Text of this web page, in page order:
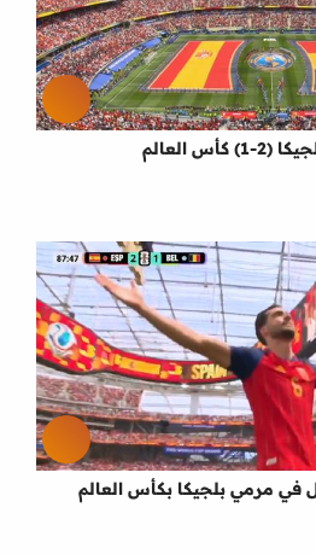
العالم
في مرمي بلجيكا بكأس العالم